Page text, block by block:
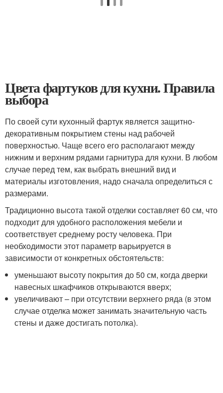
Цвета фартуков для кухни. Правила
выбора
По своей сути кухонный фартук является защитно-
декоративным покрытием стены над рабочей
поверхностью. Чаще всего его располагают между
нижним и верхним рядами гарнитура для кухни. В любом
случае перед тем, как выбрать внешний вид и
материалы изготовления, надо сначала определиться с
размерами.
Традиционно высота такой отделки составляет 60 см, что
подходит для удобного расположения мебели и
соответствует среднему росту человека. При
необходимости этот параметр варьируется в
зависимости от конкретных обстоятельств:
уменьшают высоту покрытия до 50 см, когда дверки
навесных шкафчиков открываются вверх;
увеличивают – при отсутствии верхнего ряда (в этом
случае отделка может занимать значительную часть
стены и даже достигать потолка).